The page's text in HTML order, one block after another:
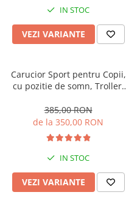
IN STOC
VEZI VARIANTE
Carucior Sport pentru Copii,
cu pozitie de somn, Troller,
Tehnologia inovatoare One-
Hand Folding
385,00 RON
de la 350,00 RON
IN STOC
VEZI VARIANTE